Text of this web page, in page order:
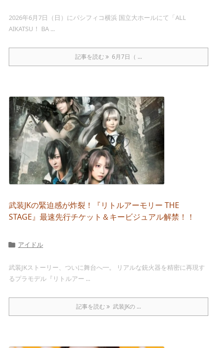
2026年6月7日（日）にパシフィコ横浜 国立大ホールにて「ALL
AIKATSU！ BA ...
記事を読む 6月7日（ ...
武装JKの緊迫感が炸裂！『リトルアーモリー THE
STAGE』最速先行チケット＆キービジュアル解禁！！
 アイドル
武装JKストーリー、ついに舞台へ━。 リアルな銃火器を精密に再現す
るプラモデル『リトルアー ...
記事を読む 武装JKの ...